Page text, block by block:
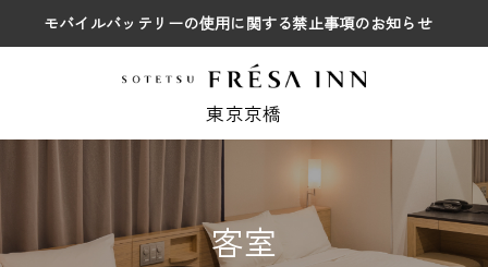
モバイルバッテリーの使用に関する禁止事項のお知らせ
東京京橋
客室